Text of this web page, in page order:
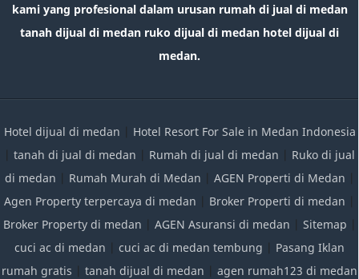
kami yang profesional dalam urusan rumah di jual di medan
tanah dijual di medan ruko dijual di medan hotel dijual di
medan.
Hotel dijual di medan | Hotel Resort For Sale in Medan Indonesia
| tanah di jual di medan | Rumah di jual di medan | Ruko di jual
di medan | Rumah Murah di Medan | AGEN Properti di Medan |
Agen Property terpercaya di medan | Broker Properti di medan |
Broker Property di medan | AGEN Asuransi di medan | Sitemap |
cuci ac di medan | cuci ac di medan tembung | Pasang Iklan
rumah gratis | tanah dijual di medan | agen rumah123 di medan